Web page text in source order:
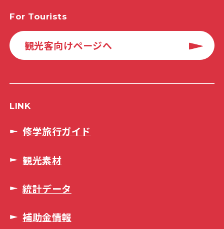
For Tourists
観光客向けページへ
LINK
修学旅行ガイド
観光素材
統計データ
補助金情報